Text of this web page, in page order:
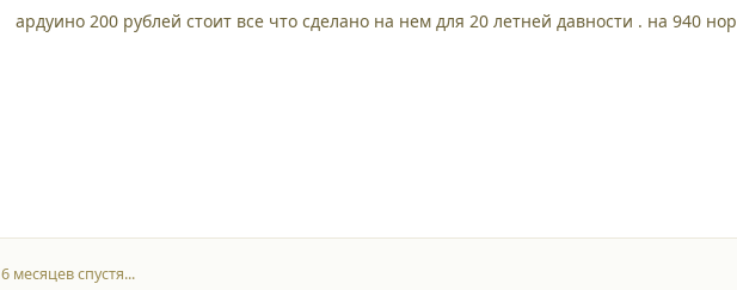
ардуино 200 рублей стоит все что сделано на нем для 20 летней давности . на 940
6 месяцев спустя...